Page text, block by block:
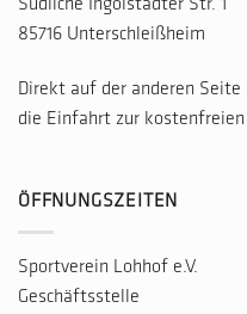
Südliche Ingolstädter Str. 1
85716 Unterschleißheim
Direkt auf der anderen
die Einfahrt zur
ÖFFNUNGSZEITEN
Sportverein Lohhof e.V.
Geschäftsstelle